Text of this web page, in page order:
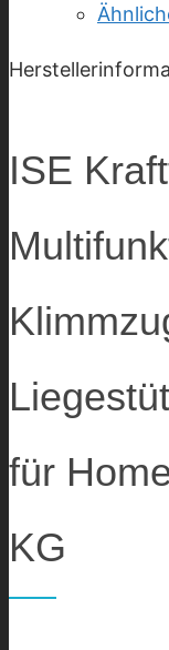
ISE
für
KG